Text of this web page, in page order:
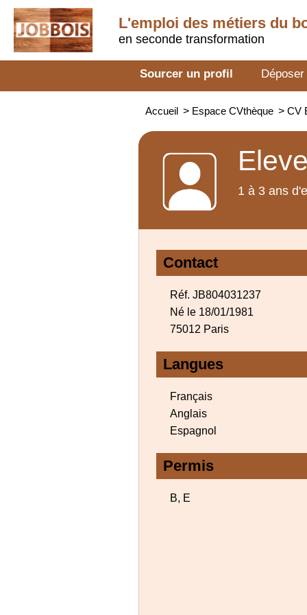
L'emploi des métiers du
en seconde transformation
Sourcer un profil
Accueil > Espace CVthèque > CV
1 à 3 ans
Contact
Réf. JB804031237
Né le 18/01/1981
75012 Paris
Langues
Français
Anglais
Espagnol
Permis
B, E